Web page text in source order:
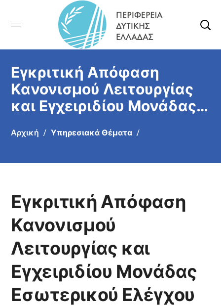
Εγκριτική Απόφαση
Κανονισμού Λειτουργίας
και Εγχειριδίου Μονάδας
Αρχική Υπηρεσιακά Θέματα
Εγκριτική Απόφαση
Κανονισμού
Λειτουργίας και
Εγχειριδίου Μονάδας
Εσωτερικού Ελέγχου